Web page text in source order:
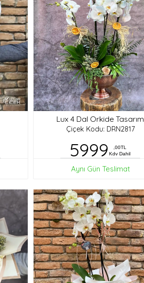
Lux 4 Dal Orkide Tasarım
Çiçek Kodu: DRN2817
5999
,00TL
Kdv Dahil
Aynı Gün Teslimat